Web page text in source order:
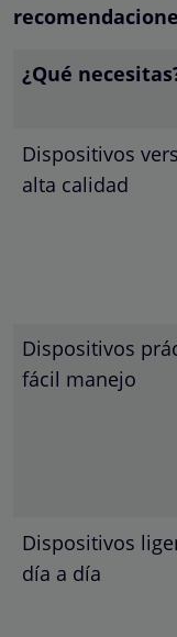
¿Qué
Dispositivos
alta calidad
Dispositivos
fácil manejo
Dispositivos
día a día